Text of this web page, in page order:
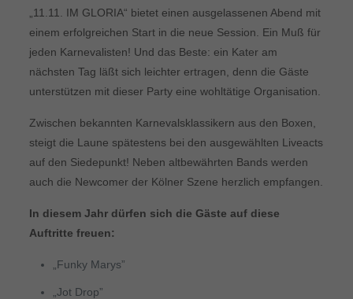
„11.11. IM GLORIA“ bietet einen ausgelassenen Abend mit
einem erfolgreichen Start in die neue Session. Ein Muß für
jeden Karnevalisten! Und das Beste: ein Kater am
nächsten Tag läßt sich leichter ertragen, denn die Gäste
unterstützen mit dieser Party eine wohltätige Organisation.
Zwischen bekannten Karnevalsklassikern aus den Boxen,
steigt die Laune spätestens bei den ausge­wählten Liveacts
auf den Siedepunkt! Neben altbewährten Bands werden
auch die Newcomer der Kölner Szene herzlich empfangen.
In diesem Jahr dürfen sich die Gäste auf diese
Auftritte freuen:
„Funky Marys”
„Jot Drop”